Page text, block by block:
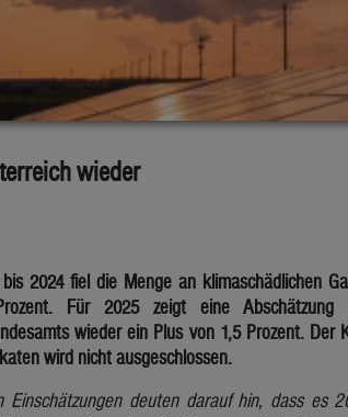
wieder
2024 fiel die Menge an klimaschädlichen
Für 2025 zeigt eine Abschätzung
wieder ein Plus von 1,5 Prozent. Der
wird nicht ausgeschlossen.
Einschätzungen deuten darauf hin, dass es